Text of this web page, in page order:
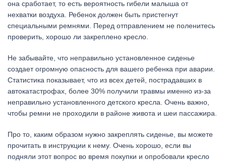
она сработает, то есть вероятность гибели малыша от
нехватки воздуха. Ребенок должен быть пристегнут
специальными ремнями. Перед отправлением не поленитесь
проверить, хорошо ли закреплено кресло.
Не забывайте, что неправильно установленное сиденье
создает огромную опасность для вашего ребенка при аварии.
Статистика показывает, что из всех детей, пострадавших в
автокатастрофах, более 30% получили травмы именно из-за
неправильно установленного детского кресла. Очень важно,
чтобы ремни не проходили в районе живота и шеи пассажира.
Про то, каким образом нужно закреплять сиденье, вы можете
прочитать в инструкции к нему. Очень хорошо, если вы
подняли этот вопрос во время покупки и опробовали кресло